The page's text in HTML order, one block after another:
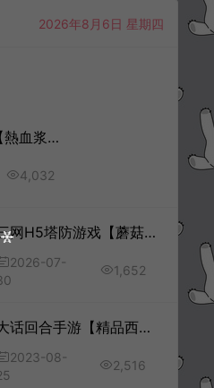
2026年8月6日 星期四
经典武侠手游【熱血浆糊·歸來代金券内购七职业版】4月最新整理Linux手工服务端+管理后台+代理后台+CDK授权后台+安卓苹果双端+详细搭建教程+视频教程
4,032
三网H5塔防游戏【蘑菇战争冲突H5】7月最新整理Linux手工服务端+Win一键服务端+解压即玩+简易安卓客户端+详细搭建教程
2026-07-
1,652
大话回合手游【精品西游之扶摇锦鲤】8月最新整理Win一键服务端+JAVA总后台+代理后台+CDK后台+安卓+详细搭建教程+视频教程
2023-08-
2,516